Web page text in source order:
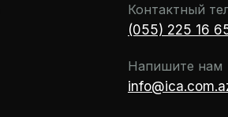
Контактный
(055) 225 16
Напишите нам